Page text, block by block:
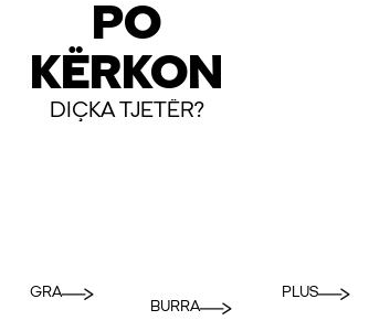
PO
KËRKON
DIÇKA TJETËR?
GRA
BURRA
PLUS